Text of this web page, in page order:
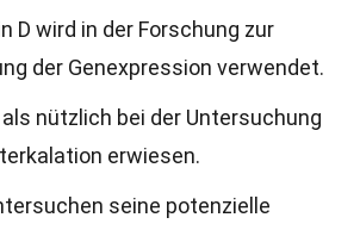
D wird in der Forschung zur
der Genexpression verwendet.
nützlich bei der Untersuchung
erwiesen.
seine potenzielle